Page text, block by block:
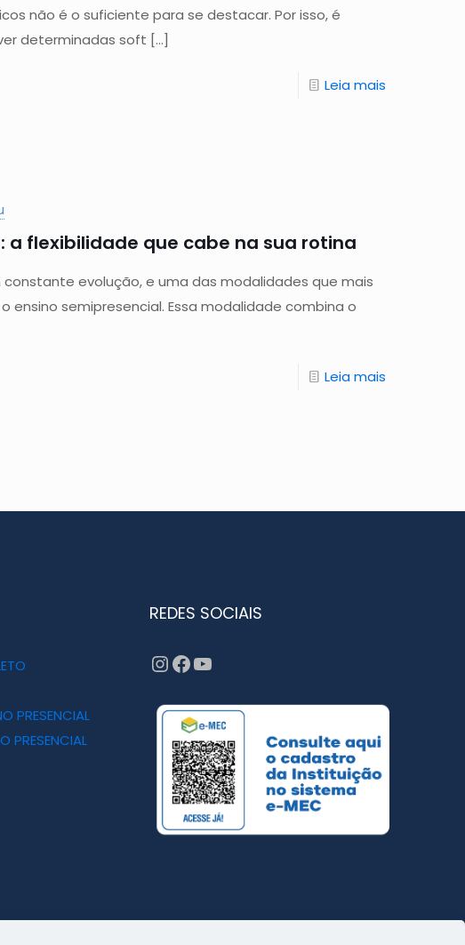
não é o suficiente para se destacar. Por isso, é
determinadas soft […]
Leia mais
a flexibilidade que cabe na sua rotina
evolução, e uma das modalidades que mais
ensino semipresencial. Essa modalidade combina o
Leia mais
PRESENCIAL
PRESENCIAL
REDES SOCIAIS
Instagram
Facebook
YouTube